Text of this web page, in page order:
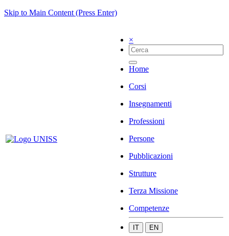
Skip to Main Content (Press Enter)
×
Home
Corsi
Insegnamenti
Professioni
Persone
Pubblicazioni
Strutture
Terza Missione
Competenze
IT EN